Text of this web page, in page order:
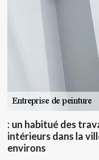
: un habitué des
intérieurs dans la
environs